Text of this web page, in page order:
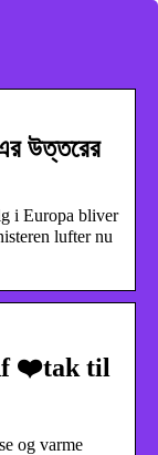
উত্তরের
i Europa bliver
lufter nu
❤️tak til
og varme